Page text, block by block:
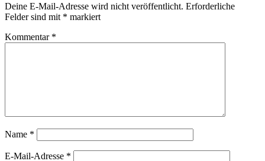
Deine E-Mail-Adresse wird nicht veröffentlicht. Erforderliche
Felder sind mit * markiert
Kommentar *
Name *
E-Mail-Adresse *